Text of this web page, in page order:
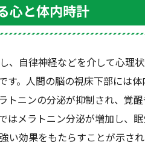
心と体内時計
、自律神経などを介して心理
す。人間の脳の視床下部には
トニンの分泌が抑制され、覚
はメラトニン分泌が増加し、
い効果をもたらすことが示され